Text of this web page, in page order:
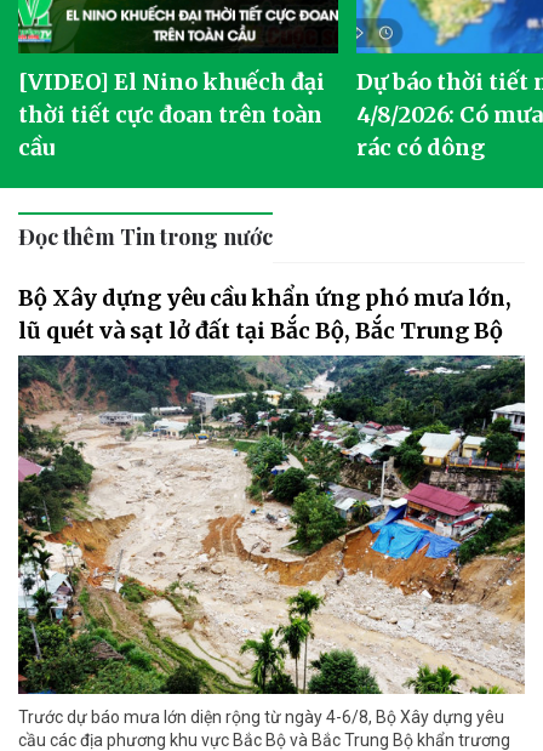
[VIDEO] El Nino khuếch đại
thời tiết cực đoan trên toàn
cầu
Dự báo thời tiết
4/8/2026: Có
rác có dông
Đọc thêm Tin trong nước
Bộ Xây dựng yêu cầu khẩn ứng phó mưa lớn,
lũ quét và sạt lở đất tại Bắc Bộ, Bắc Trung Bộ
Trước dự báo mưa lớn diện rộng từ ngày 4-6/8, Bộ Xây dựng yêu
cầu các địa phương khu vực Bắc Bộ và Bắc Trung Bộ khẩn trương